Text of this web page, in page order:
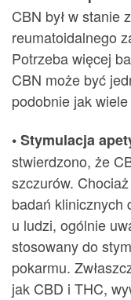
CBN był w stanie
reumatoidalnego
Potrzeba więcej
CBN może być
podobnie jak
• Stymulacja
stwierdzono, że
szczurów.
badań klinicznych
u ludzi, ogólnie
stosowany do
pokarmu.
jak CBD i THC,